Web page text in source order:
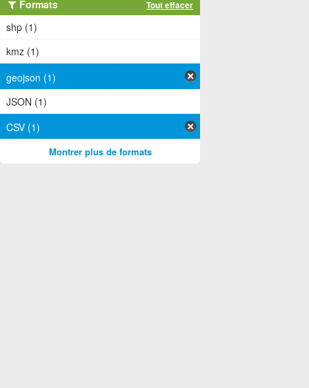
Formats Tout effacer
shp (1)
kmz (1)
geojson (1)
JSON (1)
CSV (1)
Montrer plus de formats